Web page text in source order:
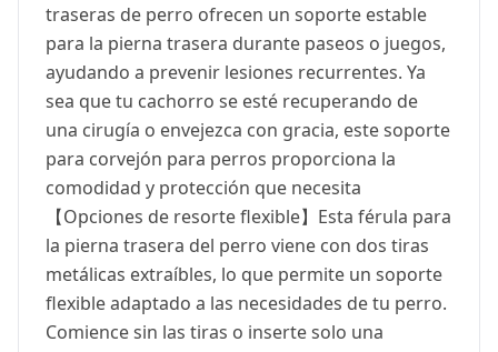
traseras de perro ofrecen un soporte estable
para la pierna trasera durante paseos o juegos,
ayudando a prevenir lesiones recurrentes. Ya
sea que tu cachorro se esté recuperando de
una cirugía o envejezca con gracia, este soporte
para corvejón para perros proporciona la
comodidad y protección que necesita
【Opciones de resorte flexible】Esta férula para
la pierna trasera del perro viene con dos tiras
metálicas extraíbles, lo que permite un soporte
flexible adaptado a las necesidades de tu perro.
Comience sin las tiras o inserte solo una